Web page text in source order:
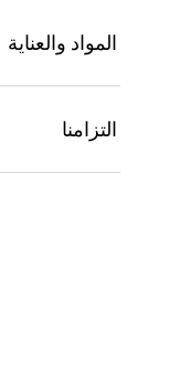
المواد والعناية
التزامنا